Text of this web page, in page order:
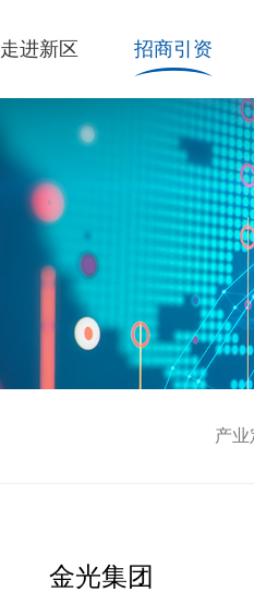
走进新区 招商引资
产业
金光集团